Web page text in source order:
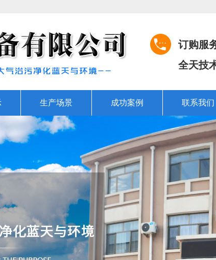
订购服
全天技
生产场景 成功案例 联系我们